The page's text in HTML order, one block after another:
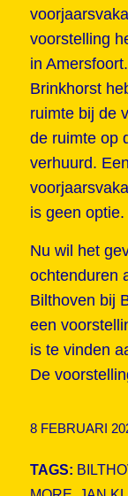
voorstelling
in
Brinkhorst
ruimte bij de
de ruimte op
verhuurd.
is geen
Nu wil het
ochtenduren
Bilthoven bij
een
is te vinden
De
8 FEBRUARI
TAGS: